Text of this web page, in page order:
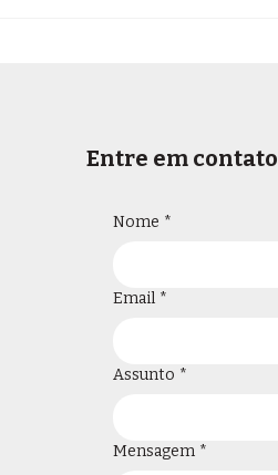
CAPTURADO POR
Entre em contato
Nome *
Email *
Assunto *
Mensagem *